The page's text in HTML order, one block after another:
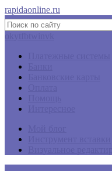
rapidaonline.ru